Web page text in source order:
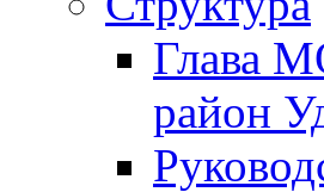
Глава
район